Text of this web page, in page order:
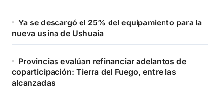
Ya se descargó el 25% del equipamiento para la
nueva usina de Ushuaia
Provincias evalúan refinanciar adelantos de
coparticipación: Tierra del Fuego, entre las
alcanzadas